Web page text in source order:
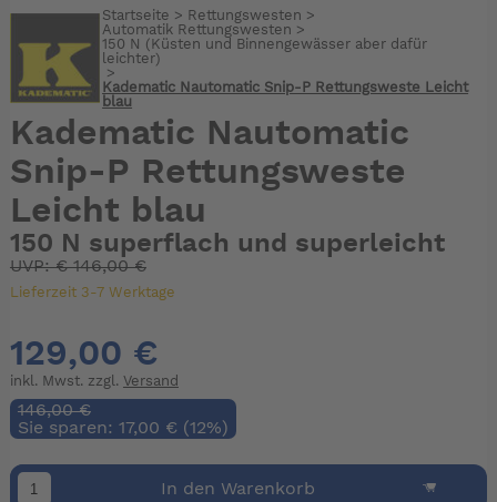
Startseite > Rettungswesten >
Automatik Rettungswesten >
150 N (Küsten und Binnengewässer aber dafür
leichter)
>
Kadematic Nautomatic Snip-P Rettungsweste Leicht
blau
Kadematic Nautomatic
Snip-P Rettungsweste
Leicht blau
150 N superflach und superleicht
UVP:€146,00 €
Lieferzeit 3-7 Werktage
129,00 €
inkl. Mwst. zzgl. Versand
146,00 €
Sie sparen: 17,00 € (12%)
In den Warenkorb